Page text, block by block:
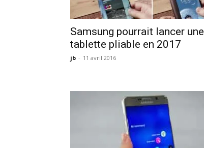
Samsung pourrait lancer une
tablette pliable en 2017
jb - 11 avril 2016